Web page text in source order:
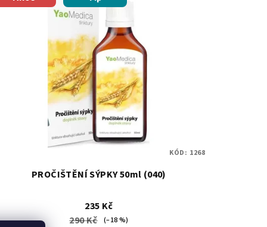
PROČIŠTĚNÍ SÝPKY 50ml (040)
235 Kč
290 Kč
(–18 %)
KÓD: 1268